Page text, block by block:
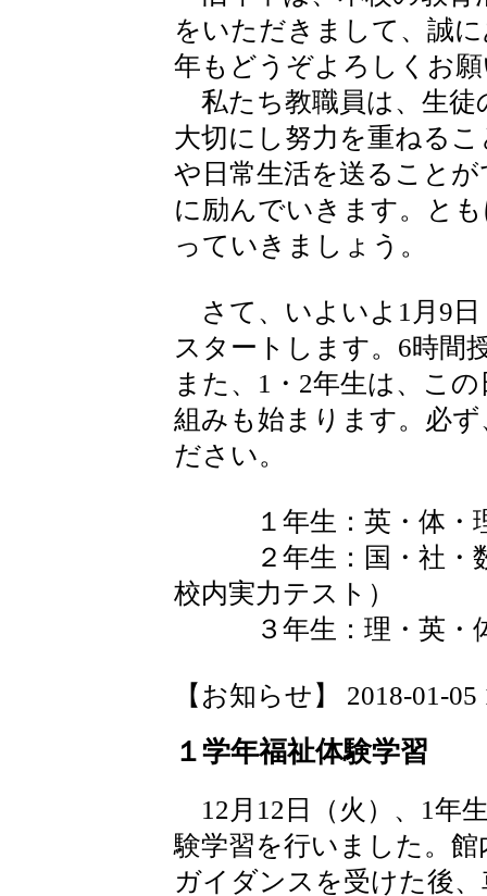
をいただきまして、誠
年もどうぞよろしくお
私たち教職員は、生徒
大切にし努力を重ねる
や日常生活を送ること
に励んでいきます。と
っていきましょう。
さて、いよいよ1月9日
スタートします。6時間
また、1・2年生は、こ
組みも始まります。必
ださい。
１年生：英・体・理
２年生：国・社・数
校内実力テスト）
３年生：理・英・体
【お知らせ】 2018-01-05
１学年福祉体験学習
12月12日（火）、1年
験学習を行いました。
ガイダンスを受けた後